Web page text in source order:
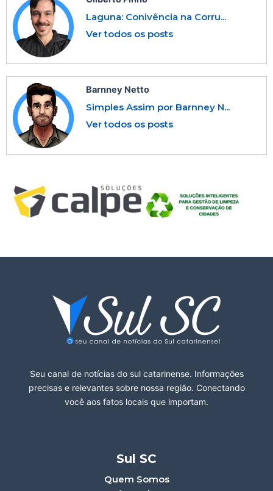
Laguna: Conivência na Corru...
Ver todos os posts
Barnney Netto
Simples Assim por Barnney N...
Ver todos os posts
Seu canal de notícias do sul catarinense. Informações
precisas e relevantes sobre nossa região. Conectando
você aos fatos locais que importam.
Sul SC
Quem Somos